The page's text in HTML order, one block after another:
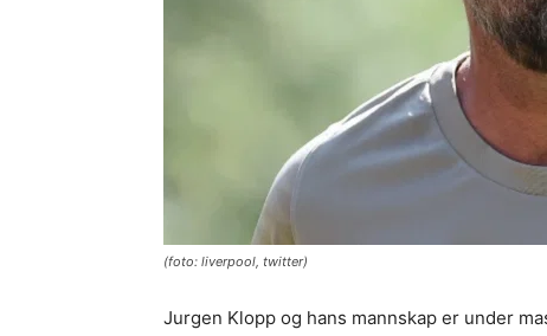
(foto: liverpool, twitter)
Jurgen Klopp og hans mannskap er under